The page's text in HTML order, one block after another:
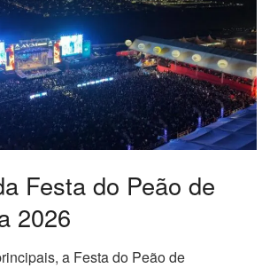
Festa do Peão de
2026
a Festa do Peão de